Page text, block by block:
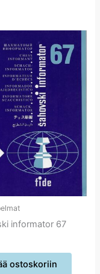
informator 67
ostoskoriin